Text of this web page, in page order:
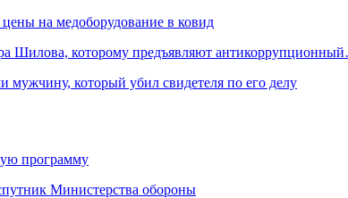
на медоборудование в ковид
Шилова, которому предъявляют
который убил свидетеля по его делу
программу
Министерства обороны